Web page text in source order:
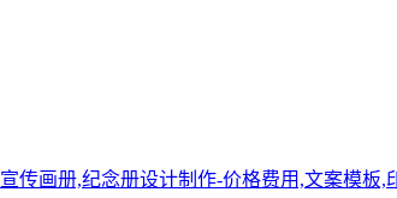
宣传画册,纪念册设计制作-价格费用,文案模板,